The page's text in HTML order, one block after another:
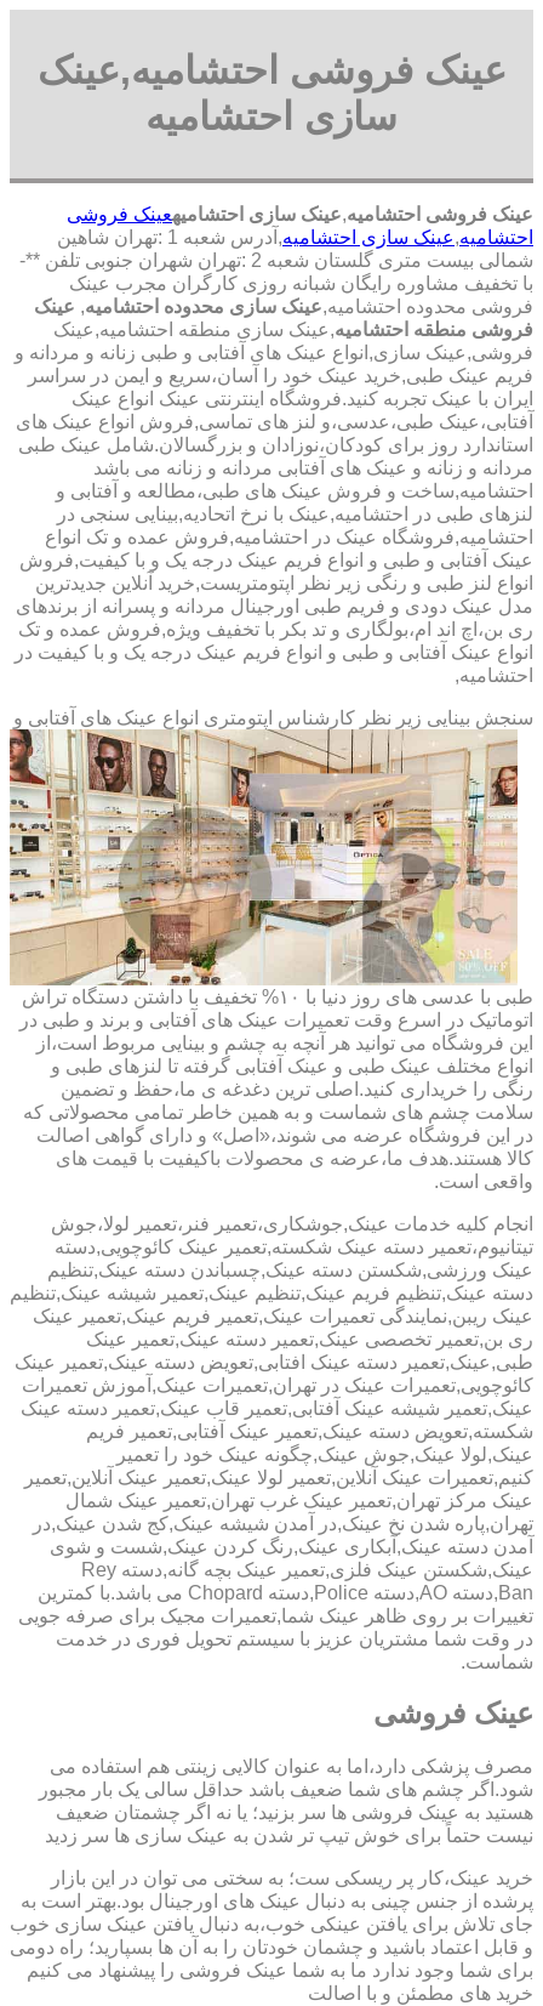
عینک فروشی احتشامیه,عینک
سازی احتشامیه
عینک فروشی احتشامیه,عینک سازی احتشامیهعینک فروشی
احتشامیه,عینک سازی احتشامیه
,آدرس شعبه 1 :تهران شاهین
شمالی بیست متری گلستان شعبه 2 :تهران شهران جنوبی تلفن **-
با تخفیف مشاوره رایگان شبانه روزی کارگران مجرب عینک
فروشی محدوده احتشامیه,عینک سازی محدوده احتشامیه, عینک
فروشی منطقه احتشامیه,عینک سازی منطقه احتشامیه,عینک
فروشی,عینک سازی,انواع عینک های آفتابی و طبی زنانه و مردانه و
فریم عینک طبی,خرید عینک خود را آسان،سریع و ایمن در سراسر
ایران با عینک تجربه کنید.فروشگاه اینترنتی عینک انواع عینک
آفتابی،عینک طبی،عدسی،و لنز های تماسی,فروش انواع عینک های
استاندارد روز برای کودکان،نوزادان و بزرگسالان.شامل عینک طبی
مردانه و زنانه و عینک های آفتابی مردانه و زنانه می باشد
احتشامیه,ساخت و فروش عینک های طبی،مطالعه و آفتابی و
لنزهای طبی در احتشامیه,عینک با نرخ اتحادیه,بینایی سنجی در
احتشامیه,فروشگاه عینک در احتشامیه,فروش عمده و تک انواع
عینک آفتابی و طبی و انواع فریم عینک درجه یک و با کیفیت,فروش
انواع لنز طبی و رنگی زیر نظر اپتومتریست,خرید آنلاین جدیدترین
مدل عینک دودی و فریم طبی اورجینال مردانه و پسرانه از برندهای
ری بن،اچ اند ام،بولگاری و تد بکر با تخفیف ویژه,فروش عمده و تک
انواع عینک آفتابی و طبی و انواع فریم عینک درجه یک و با کیفیت در
احتشامیه,
سنجش بینایی زیر نظر کارشناس اپتومتری انواع عینک های آفتابی و
طبی با عدسی های روز دنیا با ۱۰% تخفیف با داشتن دستگاه تراش
اتوماتیک در اسرع وقت تعمیرات عینک های آفتابی و برند و طبی در
این فروشگاه می توانید هر آنچه به چشم و بینایی مربوط است،از
انواع مختلف عینک طبی و عینک آفتابی گرفته تا لنزهای طبی و
رنگی را خریداری کنید.اصلی ترین دغدغه ی ما،حفظ و تضمین
سلامت چشم های شماست و به همین خاطر تمامی محصولاتی که
در این فروشگاه عرضه می شوند،«اصل» و دارای گواهی اصالت
کالا هستند.هدف ما،عرضه ی محصولات باکیفیت با قیمت های
واقعی است.
انجام کلیه خدمات عینک,جوشکاری،تعمیر فنر،تعمیر لولا،جوش
تیتانیوم،تعمیر دسته عینک شکسته,تعمیر عینک کائوچویی,دسته
عینک ورزشی,شکستن دسته عینک,چسباندن دسته عینک,تنظیم
دسته عینک,تنظیم فریم عینک,تنظیم عینک,تعمیر شیشه عینک,تنظیم
عینک ریبن,نمایندگی تعمیرات عینک,تعمیر فریم عینک,تعمیر عینک
ری بن,تعمیر تخصصی عینک,تعمیر دسته عینک,تعمیر عینک
طبی,عینک,تعمیر دسته عینک افتابی,تعویض دسته عینک,تعمیر عینک
کائوچویی,تعمیرات عینک در تهران,تعمیرات عینک,آموزش تعمیرات
عینک,تعمیر شیشه عینک آفتابی,تعمیر قاب عینک,تعمیر دسته عینک
شکسته,تعویض دسته عینک,تعمیر عینک آفتابی,تعمیر فریم
عینک,لولا عینک,جوش عینک,چگونه عینک خود را تعمیر
کنیم,تعمیرات عینک آنلاین,تعمیر لولا عینک,تعمیر عینک آنلاین,تعمیر
عینک مرکز تهران,تعمیر عینک غرب تهران,تعمیر عینک شمال
تهران,پاره شدن نخ عینک,در آمدن شیشه عینک,کج شدن عینک,در
آمدن دسته عینک,آبکاری عینک,رنگ کردن عینک,شست و شوی
عینک,شکستن عینک فلزی,تعمیر عینک بچه گانه,دسته Rey
Ban,دسته AO,دسته Police,دسته Chopard می باشد.با کمترین
تغییرات بر روی ظاهر عینک شما,تعمیرات مجیک برای صرفه جویی
در وقت شما مشتریان عزیز با سیستم تحویل فوری در خدمت
شماست.
عینک فروشی
مصرف پزشکی دارد،اما به عنوان کالایی زینتی هم استفاده می
شود.اگر چشم های شما ضعیف باشد حداقل سالی یک بار مجبور
هستید به عینک فروشی ها سر بزنید؛ یا نه اگر چشمتان ضعیف
نیست حتماً برای خوش تیپ تر شدن به عینک سازی ها سر زدید
خرید عینک،کار پر ریسکی ست؛ به سختی می توان در این بازار
پرشده از جنس چینی به دنبال عینک های اورجینال بود.بهتر است به
جای تلاش برای یافتن عینکی خوب،به دنبال یافتن عینک سازی خوب
و قابل اعتماد باشید و چشمان خودتان را به آن ها بسپارید؛ راه دومی
برای شما وجود ندارد ما به شما عینک فروشی را پیشنهاد می کنیم
خرید های مطمئن و با اصالت